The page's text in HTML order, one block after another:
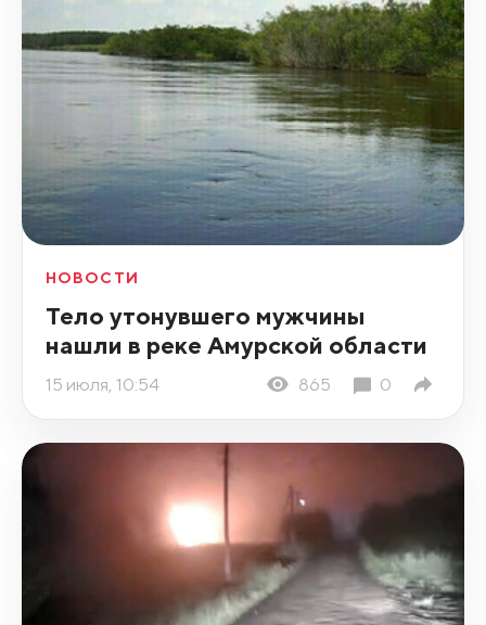
НОВОСТИ
Тело утонувшего мужчины
нашли в реке Амурской области
15 июля, 10:54 865 0